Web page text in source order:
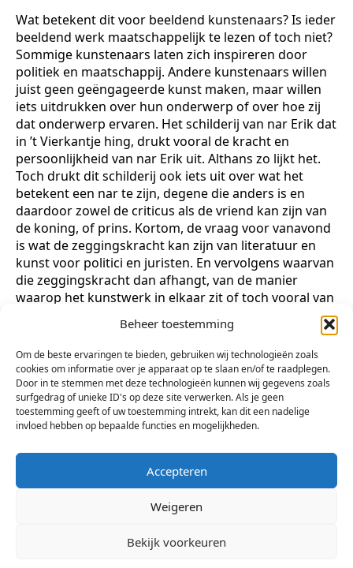
Beheer toestemming
Om de beste ervaringen te bieden, gebruiken wij technologieën zoals
cookies om informatie over je apparaat op te slaan en/of te raadplegen.
Door in te stemmen met deze technologieën kunnen wij gegevens zoals
surfgedrag of unieke ID's op deze site verwerken. Als je geen
toestemming geeft of uw toestemming intrekt, kan dit een nadelige
invloed hebben op bepaalde functies en mogelijkheden.
Accepteren
Weigeren
Bekijk voorkeuren
Wat betekent dit voor beeldend kunstenaars? Is ieder
beeldend werk maatschappelijk te lezen of toch niet?
Sommige kunstenaars laten zich inspireren door
politiek en maatschappij. Andere kunstenaars willen
juist geen geëngageerde kunst maken, maar willen
iets uitdrukken over hun onderwerp of over hoe zij
dat onderwerp ervaren. Het schilderij van nar Erik dat
in ’t Vierkantje hing, drukt vooral de kracht en
persoonlijkheid van nar Erik uit. Althans zo lijkt het.
Toch drukt dit schilderij ook iets uit over wat het
betekent een nar te zijn, degene die anders is en
daardoor zowel de criticus als de vriend kan zijn van
de koning, of prins. Kortom, de vraag voor vanavond
is wat de zeggingskracht kan zijn van literatuur en
kunst voor politici en juristen. En vervolgens waarvan
die zeggingskracht dan afhangt, van de manier
waarop het kunstwerk in elkaar zit of toch vooral van
West-Brabant op 8 maart 2018.
De zaal gaat open om 19.30 uur. De lezing begint om
20.30 uur
Over het proefschrift van Carinne Elion-Valter
Facebook Arsis